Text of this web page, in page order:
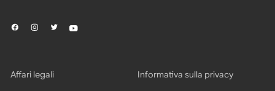
Affari legali
Informativa sulla privacy